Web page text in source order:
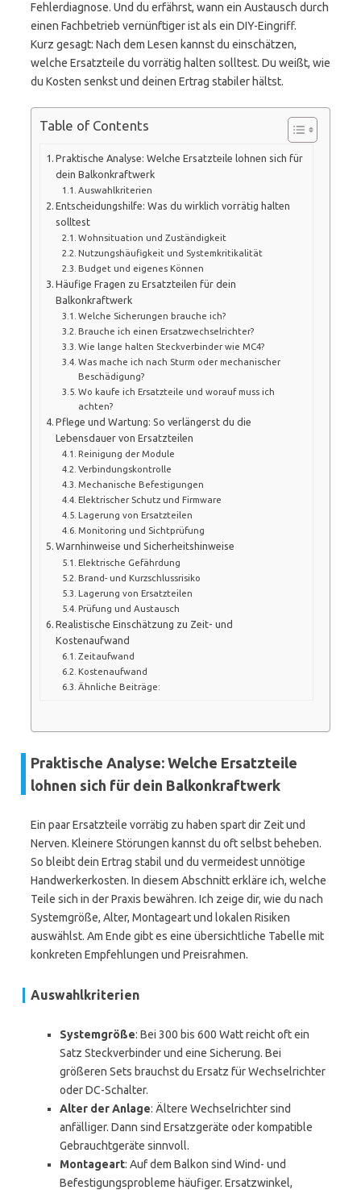
Fehlerdiagnose. Und du erfährst, wann ein Austausch durch
einen Fachbetrieb vernünftiger ist als ein DIY-Eingriff.
Kurz gesagt: Nach dem Lesen kannst du einschätzen,
welche Ersatzteile du vorrätig halten solltest. Du weißt, wie
du Kosten senkst und deinen Ertrag stabiler hältst.
Table of Contents
Praktische Analyse: Welche Ersatzteile lohnen sich für
dein Balkonkraftwerk
Auswahlkriterien
Entscheidungshilfe: Was du wirklich vorrätig halten
solltest
Wohnsituation und Zuständigkeit
Nutzungshäufigkeit und Systemkritikalität
Budget und eigenes Können
Häufige Fragen zu Ersatzteilen für dein
Balkonkraftwerk
Welche Sicherungen brauche ich?
Brauche ich einen Ersatzwechselrichter?
Wie lange halten Steckverbinder wie MC4?
Was mache ich nach Sturm oder mechanischer
Beschädigung?
Wo kaufe ich Ersatzteile und worauf muss ich
achten?
Pflege und Wartung: So verlängerst du die
Lebensdauer von Ersatzteilen
Reinigung der Module
Verbindungskontrolle
Mechanische Befestigungen
Elektrischer Schutz und Firmware
Lagerung von Ersatzteilen
Monitoring und Sichtprüfung
Warnhinweise und Sicherheitshinweise
Elektrische Gefährdung
Brand- und Kurzschlussrisiko
Lagerung von Ersatzteilen
Prüfung und Austausch
Realistische Einschätzung zu Zeit- und
Kostenaufwand
Zeitaufwand
Kostenaufwand
Ähnliche Beiträge:
Praktische Analyse: Welche Ersatzteile
lohnen sich für dein Balkonkraftwerk
Ein paar Ersatzteile vorrätig zu haben spart dir Zeit und
Nerven. Kleinere Störungen kannst du oft selbst beheben.
So bleibt dein Ertrag stabil und du vermeidest unnötige
Handwerkerkosten. In diesem Abschnitt erkläre ich, welche
Teile sich in der Praxis bewähren. Ich zeige dir, wie du nach
Systemgröße, Alter, Montageart und lokalen Risiken
auswählst. Am Ende gibt es eine übersichtliche Tabelle mit
konkreten Empfehlungen und Preisrahmen.
Auswahlkriterien
Systemgröße: Bei 300 bis 600 Watt reicht oft ein
Satz Steckverbinder und eine Sicherung. Bei
größeren Sets brauchst du Ersatz für Wechselrichter
oder DC-Schalter.
Alter der Anlage: Ältere Wechselrichter sind
anfälliger. Dann sind Ersatzgeräte oder kompatible
Gebrauchtgeräte sinnvoll.
Montageart: Auf dem Balkon sind Wind- und
Befestigungsprobleme häufiger. Ersatzwinkel,